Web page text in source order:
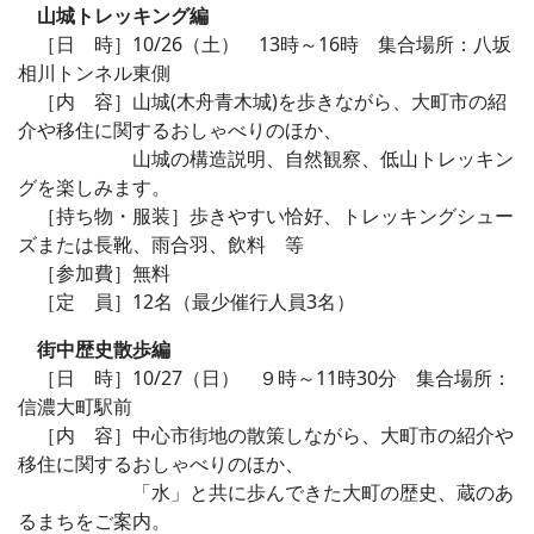
山城トレッキング編
［日 時］10/26（土） 13時～16時 集合場所：八坂
相川トンネル東側
［内 容］山城(木舟青木城)を歩きながら、大町市の紹
介や移住に関するおしゃべりのほか、
山城の構造説明、自然観察、低山トレッキン
グを楽しみます。
［持ち物・服装］歩きやすい恰好、トレッキングシュー
ズまたは長靴、雨合羽、飲料 等
［参加費］無料
［定 員］12名（最少催行人員3名）
街中歴史散歩編
［日 時］10/27（日） ９時～11時30分 集合場所：
信濃大町駅前
［内 容］中心市街地の散策しながら、大町市の紹介や
移住に関するおしゃべりのほか、
「水」と共に歩んできた大町の歴史、蔵のあ
るまちをご案内。